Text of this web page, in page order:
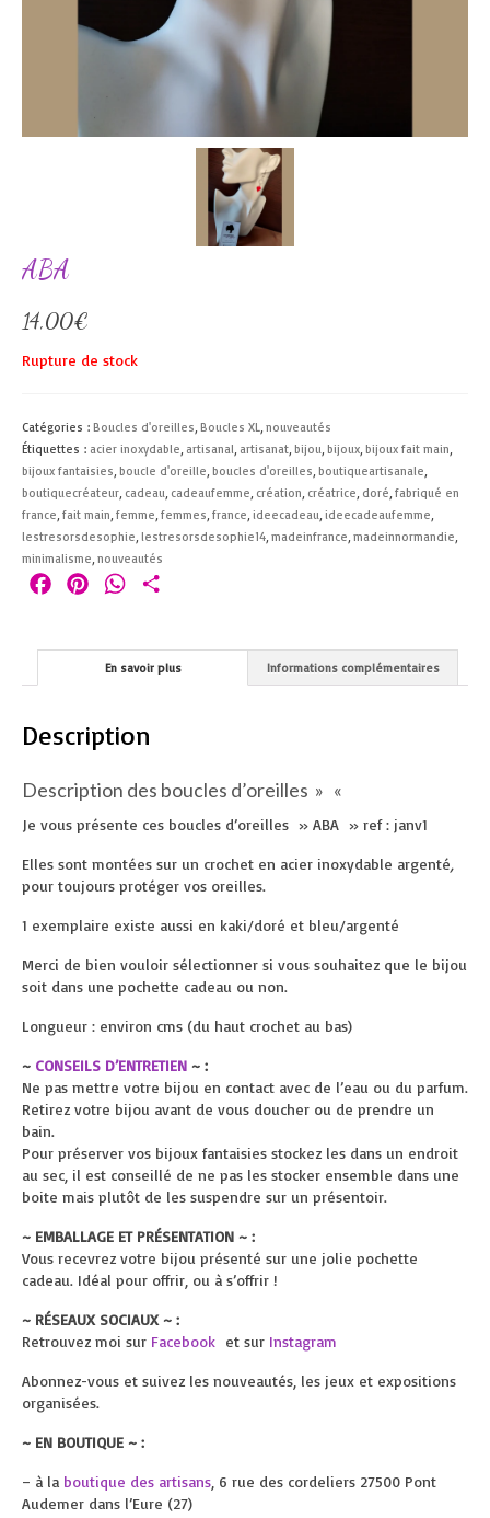
ABA
14,00€
Rupture de stock
Catégories : Boucles d'oreilles,Boucles XL,nouveautés
Étiquettes : acier inoxydable, artisanal, artisanat,bijou,bijoux,bijoux fait main,
bijoux fantaisies,boucle d'oreille,boucles d'oreilles,boutiqueartisanale,
boutiquecréateur, cadeau, cadeaufemme, création, créatrice, doré,fabriqué en
france,fait main,femme,femmes,france,ideecadeau,ideecadeaufemme,
lestresorsdesophie,lestresorsdesophie14,madeinfrance,madeinnormandie,
minimalisme,nouveautés
FacebookPinterestWhatsApp
En savoir plus Informations complémentaires
Description
Description des boucles d’oreilles » «
Je vous présente ces boucles d’oreilles » ABA » ref : janv1
Elles sont montées sur un crochet en acier inoxydable argenté,
pour toujours protéger vos oreilles.
1 exemplaire existe aussi en kaki/doré et bleu/argenté
Merci de bien vouloir sélectionner si vous souhaitez que le bijou
soit dans une pochette cadeau ou non.
Longueur : environ cms (du haut crochet au bas)
~ CONSEILS D’ENTRETIEN ~ :
Ne pas mettre votre bijou en contact avec de l’eau ou du parfum.
Retirez votre bijou avant de vous doucher ou de prendre un
bain.
Pour préserver vos bijoux fantaisies stockez les dans un endroit
au sec, il est conseillé de ne pas les stocker ensemble dans une
boite mais plutôt de les suspendre sur un présentoir.
~ EMBALLAGE ET PRÉSENTATION ~ :
Vous recevrez votre bijou présenté sur une jolie pochette
cadeau. Idéal pour offrir, ou à s’offrir !
~ RÉSEAUX SOCIAUX ~ :
Retrouvez moi sur Facebook et sur Instagram
Abonnez-vous et suivez les nouveautés, les jeux et expositions
organisées.
~ EN BOUTIQUE ~ :
– à la boutique des artisans , 6 rue des cordeliers 27500 Pont
Audemer dans l’Eure (27)